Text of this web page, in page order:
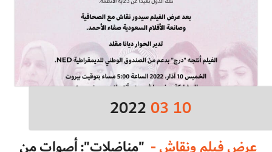
10
03
2022